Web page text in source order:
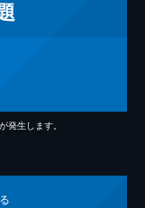
生します。